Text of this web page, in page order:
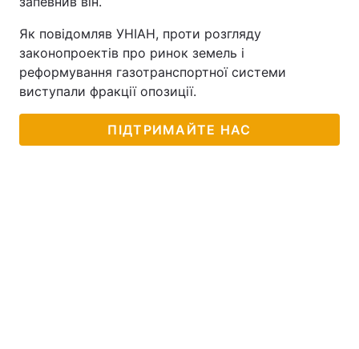
Як повідомляв УНІАН, проти розгляду
законопроектів про ринок земель і
реформування газотранспортної системи
виступали фракції опозиції.
ПІДТРИМАЙТЕ НАС